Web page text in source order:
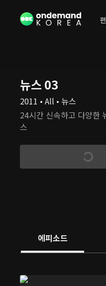
뉴스 03
2011 • All • 뉴스
24시간 신속하고 다양한
스
에피소드